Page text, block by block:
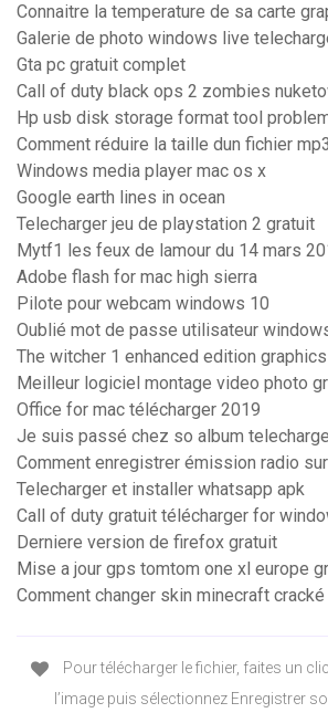
Connaitre la temperature de sa carte
Galerie de photo windows live
Gta pc gratuit complet
Call of duty black ops 2 zombies
Hp usb disk storage format tool
Comment réduire la taille dun fichier
Windows media player mac os x
Google earth lines in ocean
Telecharger jeu de playstation 2 gratuit
Mytf1 les feux de lamour du 14 mars
Adobe flash for mac high sierra
Pilote pour webcam windows 10
Oublié mot de passe utilisateur
The witcher 1 enhanced edition
Meilleur logiciel montage video photo
Office for mac télécharger 2019
Je suis passé chez so album
Comment enregistrer émission radio
Telecharger et installer whatsapp apk
Call of duty gratuit télécharger for
Derniere version de firefox gratuit
Mise a jour gps tomtom one xl europe
Comment changer skin minecraft cracké
Pour télécharger le fichier, faites un
l’image puis sélectionnez Enregistrer